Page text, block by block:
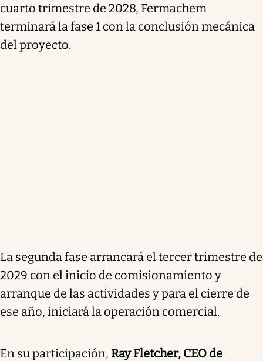
cuarto trimestre de 2028, Fermachem
terminará la fase 1 con la conclusión mecánica
del proyecto.
La segunda fase arrancará el tercer trimestre de
2029 con el inicio de comisionamiento y
arranque de las actividades y para el cierre de
ese año, iniciará la operación comercial.
En su participación, Ray Fletcher, CEO de